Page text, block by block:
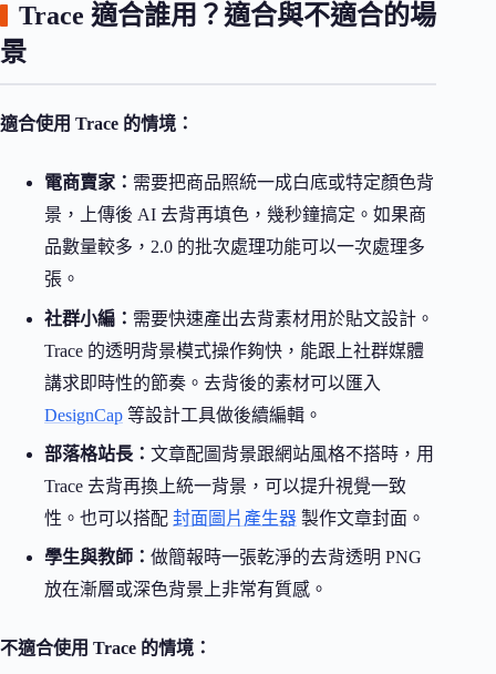
Trace 適合誰用？適合與不適合的場
景
適合使用 Trace 的情境：
電商賣家： 需要把商品照統一成白底或特定顏色背
景，上傳後 AI 去背再填色，幾秒鐘搞定。如果商
品數量較多，2.0 的批次處理功能可以一次處理多
張。
社群小編： 需要快速產出去背素材用於貼文設計。
Trace 的透明背景模式操作夠快，能跟上社群媒體
講求即時性的節奏。去背後的素材可以匯入
DesignCap 等設計工具做後續編輯。
部落格站長： 文章配圖背景跟網站風格不搭時，用
Trace 去背再換上統一背景，可以提升視覺一致
性。也可以搭配 封面圖片產生器 製作文章封面。
學生與教師： 做簡報時一張乾淨的去背透明 PNG
放在漸層或深色背景上非常有質感。
不適合使用 Trace 的情境：